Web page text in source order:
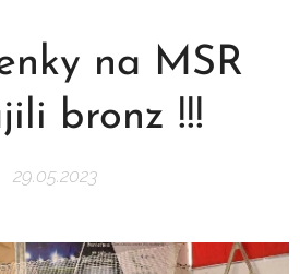
na MSR
bronz !!!
29.05.2023